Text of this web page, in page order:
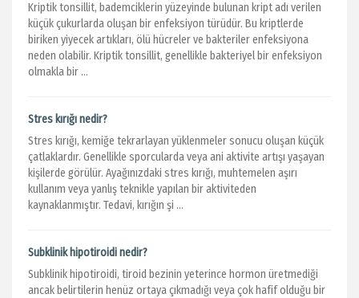
Kriptik tonsillit, bademciklerin yüzeyinde bulunan kript adı verilen
küçük çukurlarda oluşan bir enfeksiyon türüdür. Bu kriptlerde
biriken yiyecek artıkları, ölü hücreler ve bakteriler enfeksiyona
neden olabilir. Kriptik tonsillit, genellikle bakteriyel bir enfeksiyon
olmakla bir ...
Stres kırığı nedir?
Stres kırığı, kemiğe tekrarlayan yüklenmeler sonucu oluşan küçük
çatlaklardır. Genellikle sporcularda veya ani aktivite artışı yaşayan
kişilerde görülür. Ayağınızdaki stres kırığı, muhtemelen aşırı
kullanım veya yanlış teknikle yapılan bir aktiviteden
kaynaklanmıştır. Tedavi, kırığın şi ...
Subklinik hipotiroidi nedir?
Subklinik hipotiroidi, tiroid bezinin yeterince hormon üretmediği
ancak belirtilerin henüz ortaya çıkmadığı veya çok hafif olduğu bir